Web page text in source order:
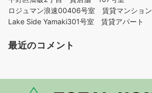
ロジュマン浪速00406号室 賃貸マンション
Lake Side Yamaki301号室 賃貸アパート
最近のコメント